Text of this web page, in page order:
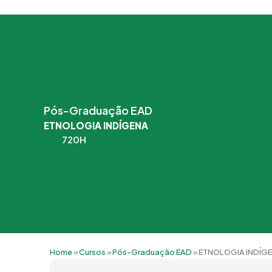
Pós-Graduação EAD
ETNOLOGIA INDÍGENA
720H
Home»Cursos»Pós-Graduação EAD»ETNOLOGIA